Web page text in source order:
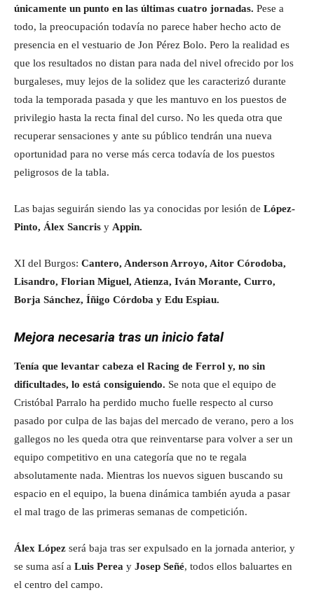
únicamente un punto en las últimas cuatro jornadas. Pese a
todo, la preocupación todavía no parece haber hecho acto de
presencia en el vestuario de Jon Pérez Bolo. Pero la realidad es
que los resultados no distan para nada del nivel ofrecido por los
burgaleses, muy lejos de la solidez que les caracterizó durante
toda la temporada pasada y que les mantuvo en los puestos de
privilegio hasta la recta final del curso. No les queda otra que
recuperar sensaciones y ante su público tendrán una nueva
oportunidad para no verse más cerca todavía de los puestos
peligrosos de la tabla.
Las bajas seguirán siendo las ya conocidas por lesión de López-
Pinto, Álex Sancris y Appin.
XI del Burgos: Cantero, Anderson Arroyo, Aitor Córodoba,
Lisandro, Florian Miguel, Atienza, Iván Morante, Curro,
Borja Sánchez, Íñigo Córdoba y Edu Espiau.
Mejora necesaria tras un inicio fatal
Tenía que levantar cabeza el Racing de Ferrol y, no sin
dificultades, lo está consiguiendo. Se nota que el equipo de
Cristóbal Parralo ha perdido mucho fuelle respecto al curso
pasado por culpa de las bajas del mercado de verano, pero a los
gallegos no les queda otra que reinventarse para volver a ser un
equipo competitivo en una categoría que no te regala
absolutamente nada. Mientras los nuevos siguen buscando su
espacio en el equipo, la buena dinámica también ayuda a pasar
el mal trago de las primeras semanas de competición.
Álex López será baja tras ser expulsado en la jornada anterior, y
se suma así a Luis Perea y Josep Señé, todos ellos baluartes en
el centro del campo.